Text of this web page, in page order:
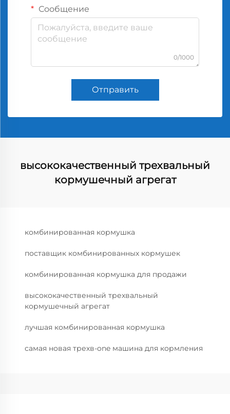
Сообщение
0/1000
Отправить
высококачественный трехвальный
кормушечный агрегат
комбинированная кормушка
поставщик комбинированных кормушек
комбинированная кормушка для продажи
высококачественный трехвальный
кормушечный агрегат
лучшая комбинированная кормушка
самая новая трехв-one машина для кормления